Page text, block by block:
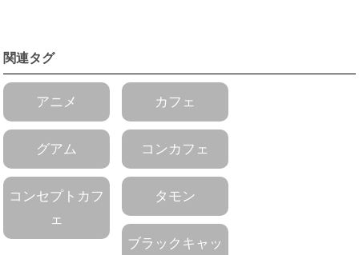
関連タグ
アニメ カフェ
グアム コンカフェ
コンセプトカフ
ェ
タモン
ブラックキャッ